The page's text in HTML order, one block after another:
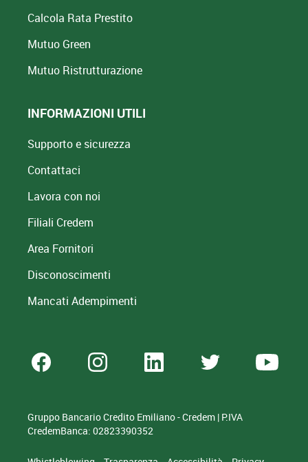
Calcola Rata Prestito
Mutuo Green
Mutuo Ristrutturazione
INFORMAZIONI UTILI
Supporto e sicurezza
Contattaci
Lavora con noi
Filiali Credem
Area Fornitori
Disconoscimenti
Mancati Adempimenti
Gruppo Bancario Credito Emiliano - Credem | P.IVA
CredemBanca: 02823390352